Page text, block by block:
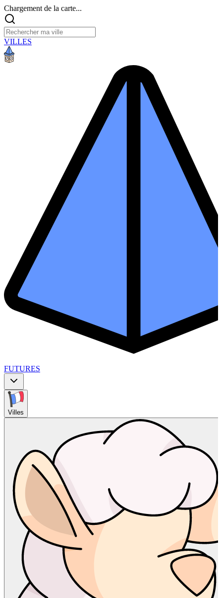
Chargement de la carte...
VILLES
FUTURES
Villes